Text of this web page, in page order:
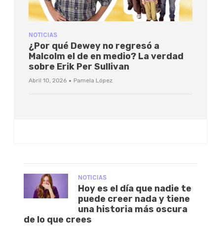
NOTICIAS
¿Por qué Dewey no regresó a
Malcolm el de en medio? La verdad
sobre Erik Per Sullivan
Abril 10, 2026 · Pamela López
NOTICIAS
Hoy es el día que nadie te
puede creer nada y tiene
una historia más oscura
de lo que crees